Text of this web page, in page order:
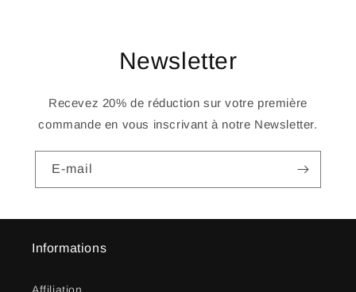
Newsletter
Recevez 20% de réduction sur votre première
commande en vous inscrivant à notre Newsletter.
E-mail
Informations